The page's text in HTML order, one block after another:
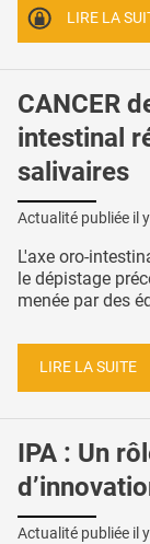
LIRE LA
CANCER
intestinal
salivaires
Actualité publiée il
L'axe oro-
le dépistage
menée par des
LIRE LA SUITE
IPA : Un
Actualité publiée il